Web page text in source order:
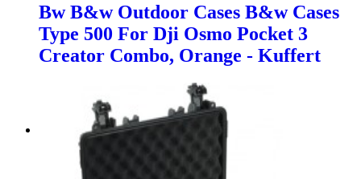
Bw B&w Outdoor Cases B&w Cases
Type 500 For Dji Osmo Pocket 3
Creator Combo, Orange - Kuffert